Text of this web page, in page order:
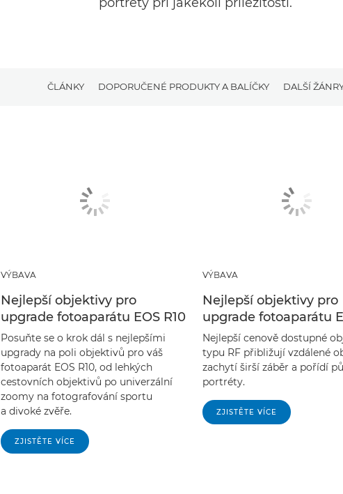
ČLÁNKY DOPORUČENÉ PRODUKTY A BALÍČKY DALŠÍ
VÝBAVA
Nejlepší objektivy pro
upgrade fotoaparátu EOS R10
Posuňte se o krok dál s nejlepšími
upgrady na poli objektivů pro váš
fotoaparát EOS R10, od lehkých
cestovních objektivů po univerzální
zoomy na fotografování sportu
a divoké zvěře.
ZJISTĚTE VÍCE
VÝBAVA
Nejlepší objektivy pro
upgrade fotoaparátu
Nejlepší cenově dostupné
typu RF přibližují vzdálené
zachytí širší záběr a pořídí
portréty.
ZJISTĚTE VÍCE